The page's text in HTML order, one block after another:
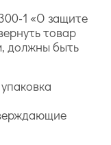
1 «О защите
товар
должны быть